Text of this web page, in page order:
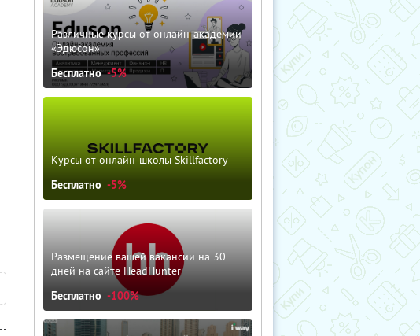
Различные курсы от онлайн-академии
«Эдюсон»
Бесплатно -5%
Курсы от онлайн-школы Skillfactory
Бесплатно -5%
Размещение вашей вакансии на 30
дней на сайте HeadHunter
Бесплатно -100%